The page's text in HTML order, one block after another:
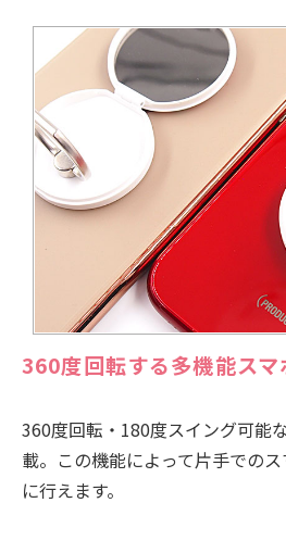
360度回転する多機能スマ
360度回転・180度スイング可能
載。この機能によって片手での
に行えます。